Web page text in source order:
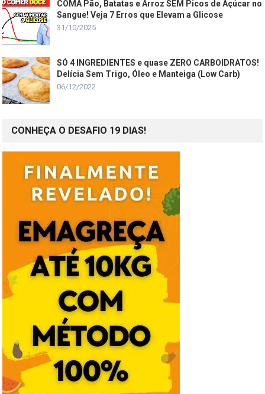
COMA Pão, Batatas e Arroz SEM Picos de Açúcar no
Sangue! Veja 7 Erros que Elevam a Glicose
31/10/2025
SÓ 4 INGREDIENTES e quase ZERO CARBOIDRATOS!
Delícia Sem Trigo, Óleo e Manteiga (Low Carb)
06/12/2022
CONHEÇA O DESAFIO 19 DIAS!